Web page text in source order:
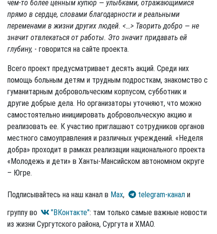
чем-то более ценным купюр — улыбками, отражающимися
прямо в сердце, словами благодарности и реальными
переменами в жизни других людей. <…> Творить добро — не
значит отвлекаться от работы. Это значит придавать ей
глубину, - говорится на сайте проекта.
Всего проект предусматривает десять акций. Среди них
помощь больным детям и трудным подросткам, знакомство с
гуманитарным добровольческим корпусом, субботник и
другие добрые дела. Но организаторы уточняют, что можно
самостоятельно инициировать добровольческую акцию и
реализовать ее. К участию приглашают сотрудников органов
местного самоуправления и различных учреждений. «Неделя
добра» проходит в рамках реализации национального проекта
«Молодежь и дети» в Ханты-Мансийском автономном округе
– Югре.
Подписывайтесь на наш канал в Max, telegram-канал и
группу во
"ВКонтакте": там только самые важные новости
из жизни Сургутского района, Сургута и ХМАО.